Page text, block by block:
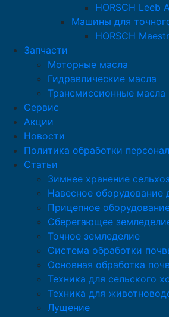
HORSCH Leeb
Машины для
HORSCH
Запчасти
Моторные масла
Гидравлические масла
Трансмиссионные масла
Сервис
Акции
Новости
Политика обработки
Статьи
Зимнее хранение
Навесное оборудование
Прицепное
Сберегающее
Точное земледелие
Система обработки
Основная обработка
Техника для сельского
Техника для
Лущение